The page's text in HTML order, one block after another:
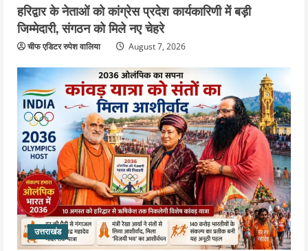
हरिद्वार के नेताओं को कांग्रेस प्रदेश कार्यकारिणी में बड़ी
जिम्मेदारी, संगठन को मिले नए चेहरे
चीफ एडिटर रुपेश वालिया August 7, 2026
उत्तराखंड